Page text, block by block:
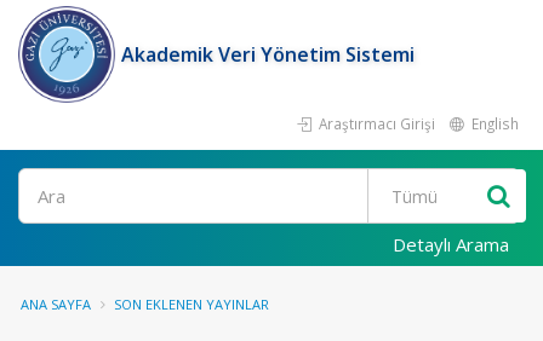
Akademik Veri Yönetim Sistemi
Araştırmacı Girişi English
Ara
Detaylı Arama
ANA SAYFA SON EKLENEN YAYINLAR